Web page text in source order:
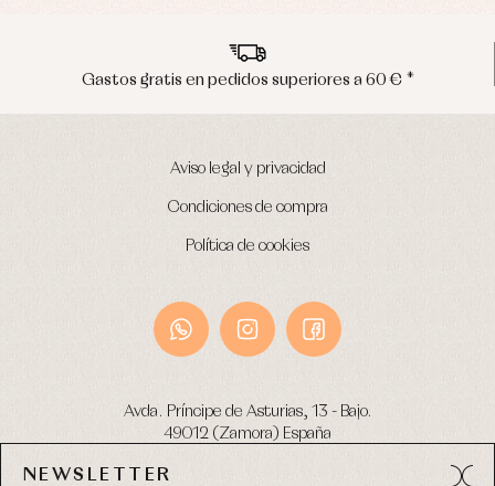
pedidos superiores a 60 € * Envíos en
Aviso legal y privacidad
Condiciones de compra
Política de cookies
Avda. Príncipe de Asturias, 13 - Bajo.
49012 (Zamora) España
Tel: 980 049 683
NEWSLETTER